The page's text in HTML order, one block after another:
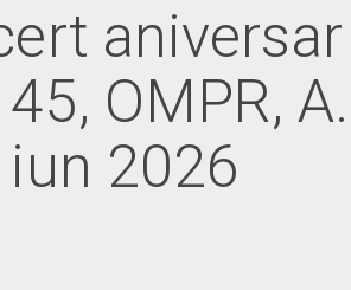
OMPR, A.
2026